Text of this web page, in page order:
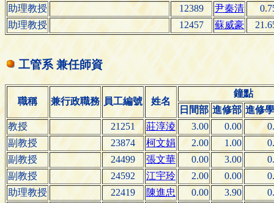
助理教授
12389 尹秦清
助理教授
12457 蘇威豪
工管系 兼任師資
職稱 兼行政職務 員工編號 姓名
鐘點
日間部 進修部 進修
教授
21251 莊淳淩 3.00 0.00
副教授
23874 柯文娟 2.00 1.00
副教授
24499 張文華 0.00 3.00
副教授
24592 江宇玲 2.00 0.00
助理教授
22419 陳進忠 0.00 3.90